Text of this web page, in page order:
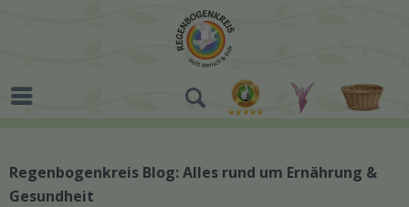
Regenbogenkreis Blog: Alles rund um Ernährung &
Gesundheit